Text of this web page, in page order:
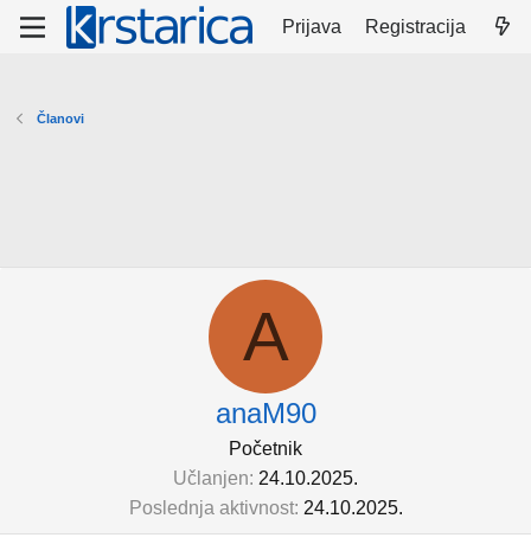
Prijava Registracija
Članovi
A
anaM90
Početnik
Učlanjen 24.10.2025.
Poslednja aktivnost 24.10.2025.